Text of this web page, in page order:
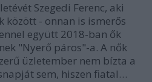
Szegedi Ferenc, aki
között - onnan is ismerős
együtt 2018-ban ők
"Nyerő páros"-a. A nők
üzletember nem bízta a
sem, hiszen fiatal…